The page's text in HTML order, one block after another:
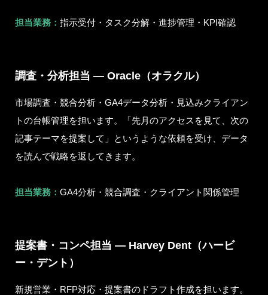
担当業務： 指示受付・タスク分解・進捗管理・KPI確認
調査・分析担当 — Oracle（オラクル）
市場調査・競合分析・GA4データ分析・見込みクライアン
トの台帳管理を担います。「先月のアクセスを見て、次の
記事テーマを提案して」というような依頼を受け、データ
を読んで戦略を返してきます。
担当業務： GA4分析・競合調査・クライアント関係管理
提案書・コンペ担当 — Harvey Dent（ハービ
ー・デント）
新規営業・RFP対応・提案書のドラフト作成を担います。